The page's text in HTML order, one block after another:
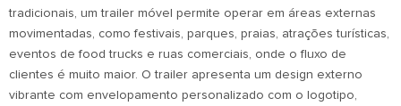
tradicionais, um trailer móvel permite operar em áreas externas
movimentadas, como festivais, parques, praias, atrações turísticas,
eventos de food trucks e ruas comerciais, onde o fluxo de
clientes é muito maior. O trailer apresenta um design externo
vibrante com envelopamento personalizado com o logotipo,